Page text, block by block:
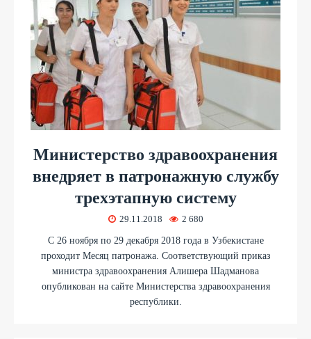
Министерство здравоохранения
внедряет в патронажную службу
трехэтапную систему
29.11.2018 2 680
С 26 ноября по 29 декабря 2018 года в Узбекистане
проходит Месяц патронажа. Cоответствующий приказ
министра здравоохранения Алишера Шадманова
опубликован на сайте Министерства здравоохранения
республики.